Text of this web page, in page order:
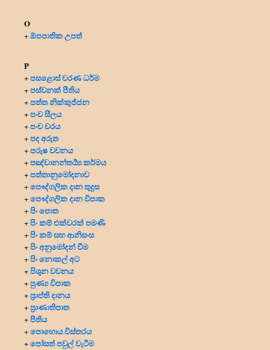
O
+ඕපපාතික උපත්
P
+පසළොස් චරණ ධර්ම
+පස්වනක් පීතිය
+පත්ත නික්කුජ්ජන
+පංච සීලය
+පංච වරය
+පද අරුත
+පරුෂ වචනය
+පඤ්චානන්තර්‍ය්‍ය කර්මය
+පත්තානුමෝදනාව
+පෞද්ගලික දානතුදුස
+පෞද්ගලික දාන විපාක
+පිං පොත
+පිං කම් එක්වරක් පමණි
+පිං කම් සහ ආනිසංස
+පිං අනුමෝදන් වීම
+පිං නොකල් අට
+පිශුන වචනය
+පුණ්‍ය විපාක
+ප්‍රාප්ති දානය
+ප්‍රාණාතිපාත
+පීතිය
+පොහොය විස්තරය
+පෝසත් පවුල් වැටීම